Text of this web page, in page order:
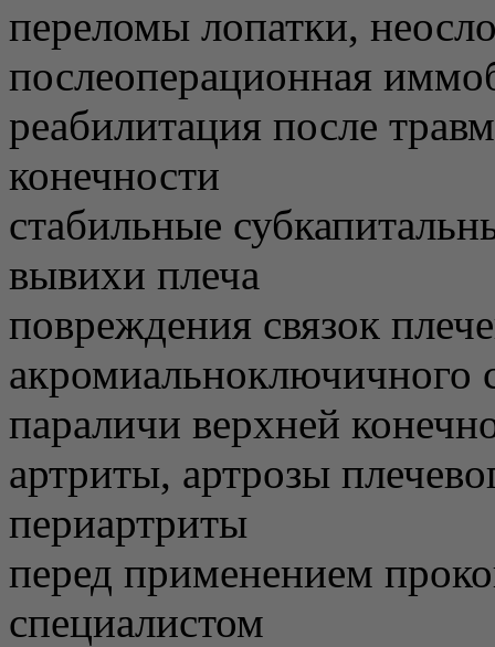
переломы лопатки,
послеоперационная
реабилитация после
конечности
стабильные
вывихи плеча
повреждения связок
акромиальноключичного
параличи верхней
артриты, артрозы
периартриты
перед применением
специалистом